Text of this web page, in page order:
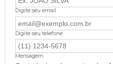
Digite seu email
Digite seu telefone
Mensagem